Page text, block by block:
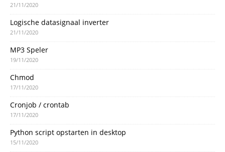
21/11/2020
Logische datasignaal inverter
21/11/2020
MP3 Speler
19/11/2020
Chmod
17/11/2020
Cronjob / crontab
17/11/2020
Python script opstarten in desktop
15/11/2020